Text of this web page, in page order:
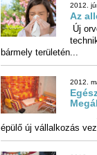
ahol...
Programok a
9.00...
2012.
Reiki I. és II.